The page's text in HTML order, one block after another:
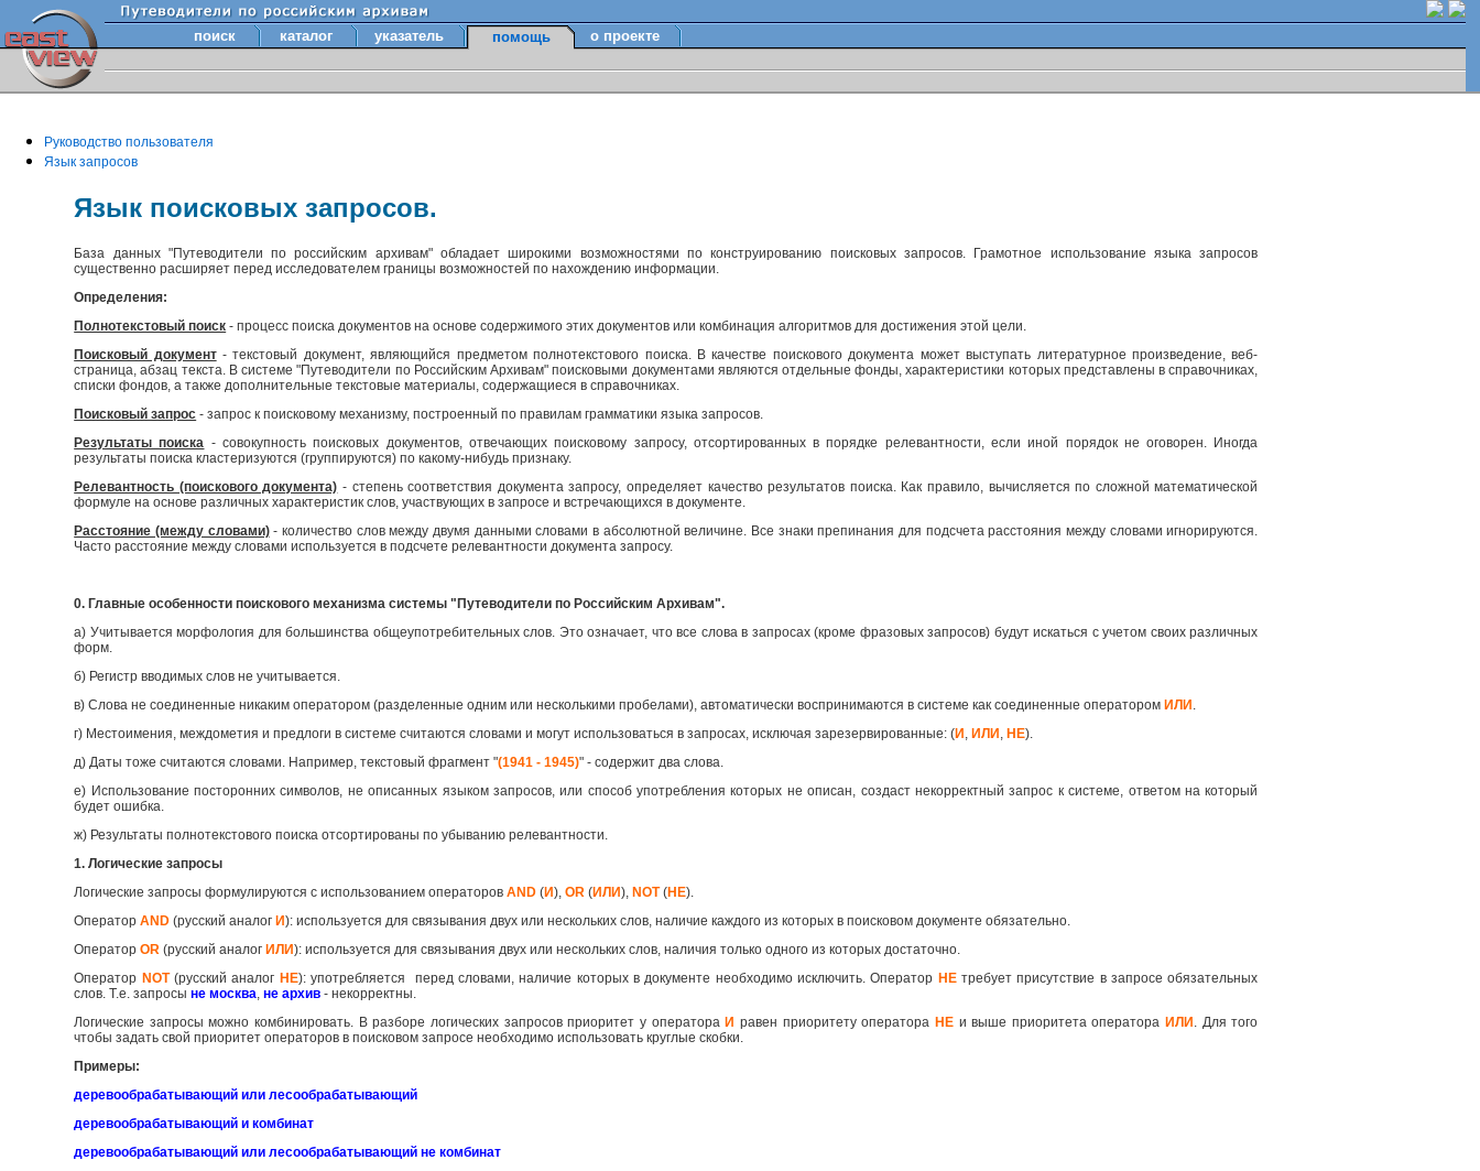
поиск каталог указатель помощь о проекте
Руководство пользователя
Язык запросов
Язык поисковых запросов.
База данных "Путеводители по российским архивам" обладает широкими возможностями по конструированию поисковых запросов. Грамотное использование языка запросов
существенно расширяет перед исследователем границы возможностей по нахождению информации.
Определения:
Полнотекстовый поиск - процесс поиска документов на основе содержимого этих документов или комбинация алгоритмов для достижения этой цели.
Поисковый документ- текстовый документ, являющийся предметом полнотекстового поиска. В качестве поискового документа может выступать литературное произведение, веб-
страница, абзац текста. В системе "Путеводители по Российским Архивам" поисковыми документами являются отдельные фонды, характеристики которых представлены в справочниках,
списки фондов, а также дополнительные текстовые материалы, содержащиеся в справочниках.
Поисковый запрос - запрос к поисковому механизму, построенный по правилам грамматики языка запросов.
Результаты поиска - совокупность поисковых документов, отвечающих поисковому запросу, отсортированных в порядке релевантности, если иной порядок не оговорен. Иногда
результаты поиска кластеризуются (группируются) по какому-нибудь признаку.
Релевантность (поискового документа) - степень соответствия документа запросу, определяет качество результатов поиска. Как правило, вычисляется по сложной математической
формуле на основе различных характеристик слов, участвующих в запросе и встречающихся в документе.
Расстояние (между словами)- количество слов между двумя данными словами в абсолютной величине. Все знаки препинания для подсчета расстояния между словами игнорируются.
Часто расстояние между словами используется в подсчете релевантности документа запросу.
0. Главные особенности поискового механизма системы "Путеводители по Российским Архивам".
а) Учитывается морфология для большинства общеупотребительных слов. Это означает, что все слова в запросах (кроме фразовых запросов) будут искаться с учетом своих различных
форм.
б) Регистр вводимых слов не учитывается.
в) Слова не соединенные никаким оператором (разделенные одним или несколькими пробелами), автоматически воспринимаются в системе как соединенные операторомИЛИ.
г) Местоимения, междометия и предлоги в системе считаются словами и могут использоваться в запросах, исключая зарезервированные: (И,ИЛИ,НЕ).
д) Даты тоже считаются словами. Например, текстовый фрагмент "(1941 - 1945)" - содержит два слова.
е) Использование посторонних символов, не описанных языком запросов, или способ употребления которых не описан, создаст некорректный запрос к системе, ответом на который
будет ошибка.
ж) Результаты полнотекстового поиска отсортированы по убыванию релевантности.
1. Логические запросы
Логические запросы формулируются с использованием операторовAND (И),OR (ИЛИ),NOT(НЕ).
ОператорAND (русский аналогИ): используется для связывания двух или нескольких слов, наличие каждого из которых в поисковом документе обязательно.
ОператорOR (русский аналогИЛИ): используется для связывания двух или нескольких слов, наличия только одного из которых достаточно.
Оператор NOT(русский аналог НЕ): употребляется перед словами, наличие которых в документе необходимо исключить. Оператор НЕтребует присутствие в запросе обязательных
слов. Т.е. запросыне москва,не архив - некорректны.
Логические запросы можно комбинировать. В разборе логических запросов приоритет у оператораИ равен приоритету оператора НЕи выше приоритета оператораИЛИ. Для того
чтобы задать свой приоритет операторов в поисковом запросе необходимо использовать круглые скобки.
Примеры:
деревообрабатывающий или лесообрабатывающий
деревообрабатывающий и комбинат
деревообрабатывающий или лесообрабатывающий не комбинат